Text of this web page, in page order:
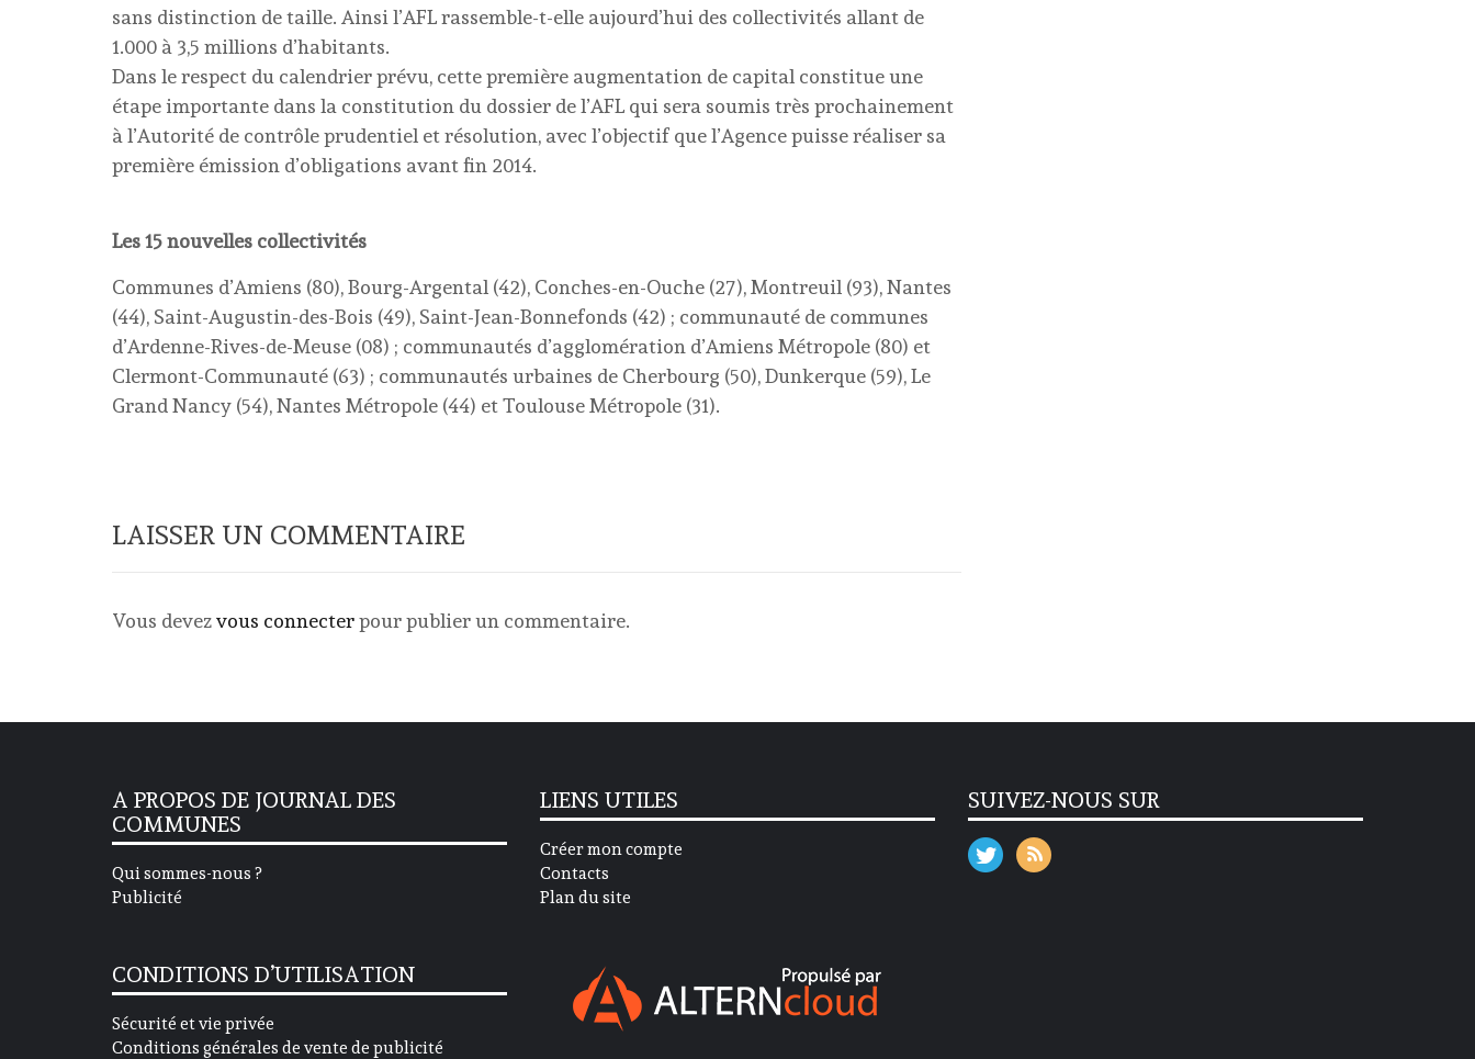
sans distinction de taille. Ainsi l’AFL rassemble-t-elle aujourd’hui des collectivités allant de
1.000 à 3,5 millions d’habitants.
Dans le respect du calendrier prévu, cette première augmentation de capital constitue une
étape importante dans la constitution du dossier de l’AFL qui sera soumis très prochainement
à l’Autorité de contrôle prudentiel et résolution, avec l’objectif que l’Agence puisse réaliser sa
première émission d’obligations avant fin 2014.
Les 15 nouvelles collectivités
Communes d’Amiens (80), Bourg-Argental (42), Conches-en-Ouche (27), Montreuil (93), Nantes
(44), Saint-Augustin-des-Bois (49), Saint-Jean-Bonnefonds (42) ; communauté de communes
d’Ardenne-Rives-de-Meuse (08) ; communautés d’agglomération d’Amiens Métropole (80) et
Clermont-Communauté (63) ; communautés urbaines de Cherbourg (50), Dunkerque (59), Le
Grand Nancy (54), Nantes Métropole (44) et Toulouse Métropole (31).
LAISSER UN COMMENTAIRE
Vous devezvous connecterpour publier un commentaire.
A PROPOS DE JOURNAL DES
COMMUNES
Qui sommes-nous ?
Publicité
CONDITIONS D’UTILISATION
Sécurité et vie privée
Conditions générales de vente de publicité
LIENS UTILES
Créer mon compte
Contacts
Plan du site
SUIVEZ-NOUS SUR